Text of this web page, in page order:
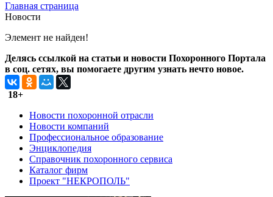
Главная страница
Новости
Элемент не найден!
Делясь ссылкой на статьи и новости Похоронного Портала
в соц. сетях, вы помогаете другим узнать нечто новое.
18+
Новости похоронной отрасли
Новости компаний
Профессиональное образование
Энциклопедия
Справочник похоронного сервиса
Каталог фирм
Проект "НЕКРОПОЛЬ"